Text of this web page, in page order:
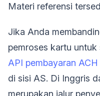
Materi referensi
Jika Anda
pemroses kartu
API pembayaran
di sisi AS. Di Inggris
merupakan jalur